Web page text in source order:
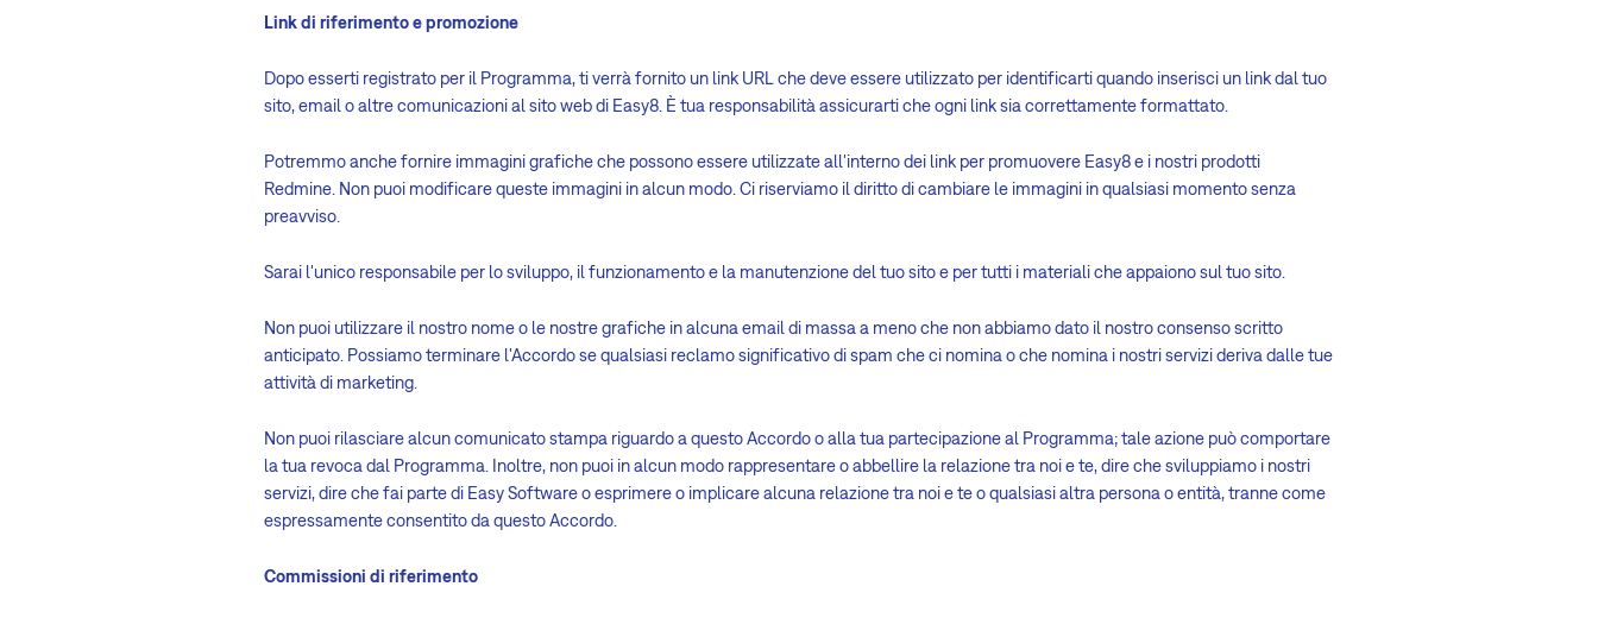
Link di riferimento e promozione
Dopo esserti registrato per il Programma, ti verrà fornito un link URL che deve essere utilizzato per identificarti quando inserisci un link dal tuo
sito, email o altre comunicazioni al sito web di Easy8. È tua responsabilità assicurarti che ogni link sia correttamente formattato.
Potremmo anche fornire immagini grafiche che possono essere utilizzate all'interno dei link per promuovere Easy8 e i nostri prodotti
Redmine. Non puoi modificare queste immagini in alcun modo. Ci riserviamo il diritto di cambiare le immagini in qualsiasi momento senza
preavviso.
Sarai l'unico responsabile per lo sviluppo, il funzionamento e la manutenzione del tuo sito e per tutti i materiali che appaiono sul tuo sito.
Non puoi utilizzare il nostro nome o le nostre grafiche in alcuna email di massa a meno che non abbiamo dato il nostro consenso scritto
anticipato. Possiamo terminare l'Accordo se qualsiasi reclamo significativo di spam che ci nomina o che nomina i nostri servizi deriva dalle tue
attività di marketing.
Non puoi rilasciare alcun comunicato stampa riguardo a questo Accordo o alla tua partecipazione al Programma; tale azione può comportare
la tua revoca dal Programma. Inoltre, non puoi in alcun modo rappresentare o abbellire la relazione tra noi e te, dire che sviluppiamo i nostri
servizi, dire che fai parte di Easy Software o esprimere o implicare alcuna relazione tra noi e te o qualsiasi altra persona o entità, tranne come
espressamente consentito da questo Accordo.
Commissioni di riferimento